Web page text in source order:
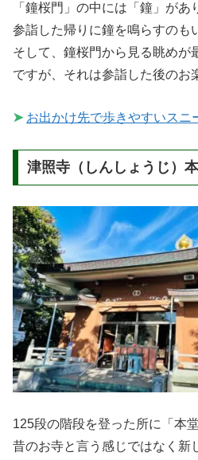
「鐘桜門」の中には「鐘」が
参詣した帰りに鐘を鳴らすのも
そして、鐘桜門から見る眺めが
ですが、それは参詣した後のお
➤ お出かけ先で歩きやすいスニ
津照寺（しんしょうじ）
125段の階段を登った所に「本
昔のお寺と言う感じではなく新